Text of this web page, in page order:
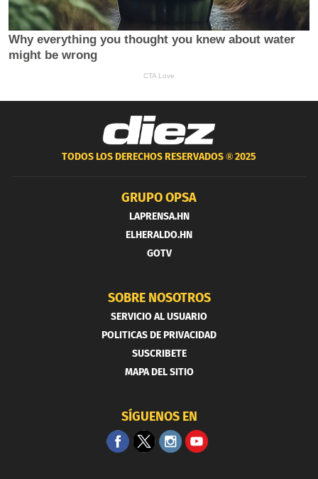
TODOS LOS DERECHOS RESERVADOS ®2025
GRUPO OPSA
LAPRENSA.HN
ELHERALDO.HN
GOTV
SOBRE NOSOTROS
SERVICIO AL USUARIO
POLITICAS DE PRIVACIDAD
SUSCRIBETE
MAPA DEL SITIO
SÍGUENOS EN